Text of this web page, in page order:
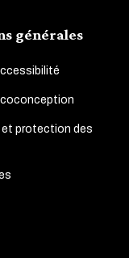
générales
protection des